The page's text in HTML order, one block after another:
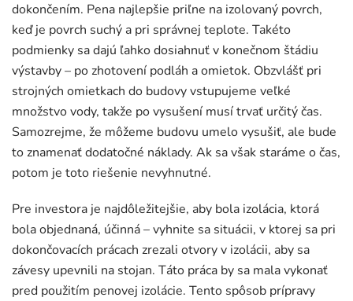
dokončením. Pena najlepšie priľne na izolovaný povrch,
keď je povrch suchý a pri správnej teplote. Takéto
podmienky sa dajú ľahko dosiahnuť v konečnom štádiu
výstavby – po zhotovení podláh a omietok. Obzvlášť pri
strojných omietkach do budovy vstupujeme veľké
množstvo vody, takže po vysušení musí trvať určitý čas.
Samozrejme, že môžeme budovu umelo vysušiť, ale bude
to znamenať dodatočné náklady. Ak sa však staráme o čas,
potom je toto riešenie nevyhnutné.
Pre investora je najdôležitejšie, aby bola izolácia, ktorá
bola objednaná, účinná – vyhnite sa situácii, v ktorej sa pri
dokončovacích prácach zrezali otvory v izolácii, aby sa
závesy upevnili na stojan. Táto práca by sa mala vykonať
pred použitím penovej izolácie. Tento spôsob prípravy